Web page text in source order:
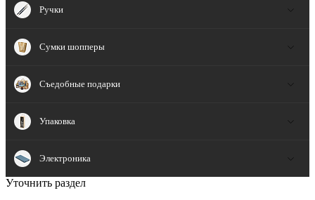
Ручки
Сумки шопперы
Съедобные подарки
Упаковка
Электроника
Уточнить раздел